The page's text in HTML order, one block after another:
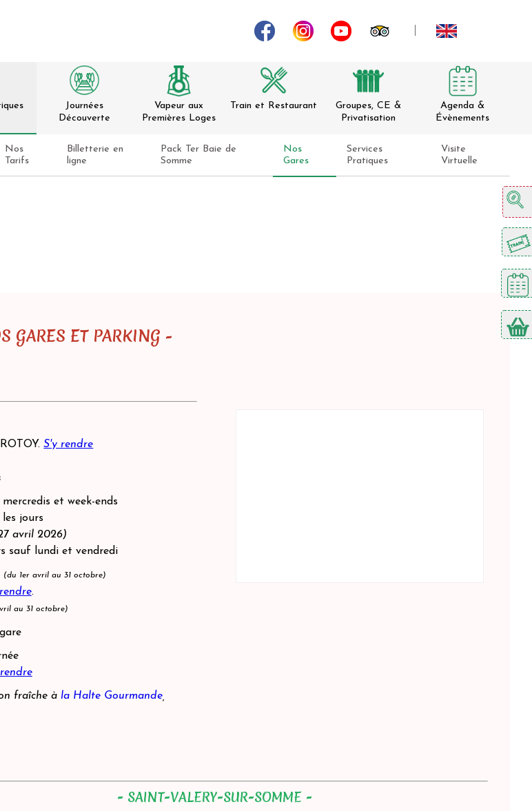
Nos
Tarifs
Billetterie en
ligne
Pack Ter Baie de
Somme
Nos
Gares
Services
Pratiques
Visite
Virtuelle
Journées
Découverte
Vapeur aux
Premières Loges
Train et Restaurant
Groupes, CE &
Privatisation
Agenda &
Évènements
GARES ET PARKING -
S'y rendre
et week-ends
jours
avril 2026)
sauf lundi et vendredi
(du 1er avril au 31 octobre)
.
au 31 octobre)
rendre
fraîche à la Halte Gourmande,
- SAINT-VALERY-SUR-SOMME -